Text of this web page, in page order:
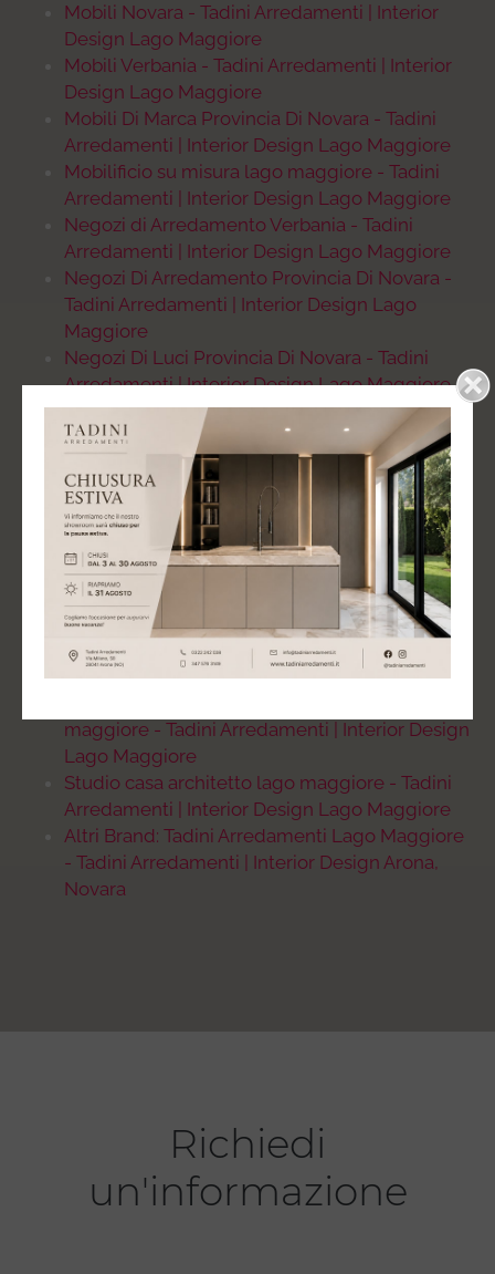
Mobili Novara - Tadini Arredamenti | Interior
Design Lago Maggiore
Mobili Verbania - Tadini Arredamenti | Interior
Design Lago Maggiore
Mobili Di Marca Provincia Di Novara - Tadini
Arredamenti | Interior Design Lago Maggiore
Mobilificio su misura lago maggiore - Tadini
Arredamenti | Interior Design Lago Maggiore
Negozi di Arredamento Verbania - Tadini
Arredamenti | Interior Design Lago Maggiore
Negozi Di Arredamento Provincia Di Novara -
Tadini Arredamenti | Interior Design Lago
Maggiore
Negozi Di Luci Provincia Di Novara - Tadini
Arredamenti | Interior Design Lago Maggiore
Progettazione e studio seconde case al lago
maggiore - Tadini Arredamenti | Interior Design
Lago Maggiore
Ristrutturazione case ville lago maggiore -
Tadini Arredamenti | Interior Design Lago
Maggiore
Ristrutturazione Provincia Di Novara - Tadini
Arredamenti | Interior Design Lago Maggiore
Studio progettazione casa sul lago maggiore -
Tadini Arredamenti | Interior Design Lago
Maggiore
maggiore - Tadini Arredamenti | Interior Design
Lago Maggiore
Studio casa architetto lago maggiore - Tadini
Arredamenti | Interior Design Lago Maggiore
Altri Brand: Tadini Arredamenti Lago Maggiore
- Tadini Arredamenti | Interior Design Arona,
Novara
Richiedi
un'informazione